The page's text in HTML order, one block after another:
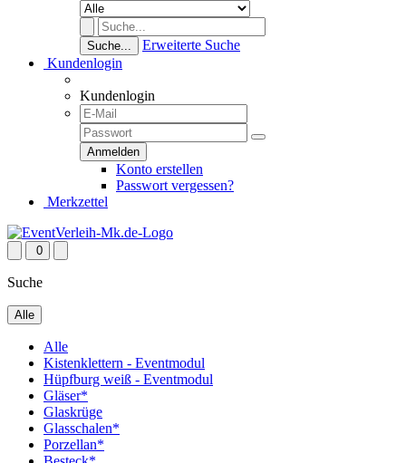
Suche...
Erweiterte Suche
Kundenlogin
Kundenlogin
Konto erstellen
Passwort vergessen?
Merkzettel
0
Suche
Alle
Alle
Kistenklettern - Eventmodul
Hüpfburg weiß - Eventmodul
Gläser*
Glaskrüge
Glasschalen*
Porzellan*